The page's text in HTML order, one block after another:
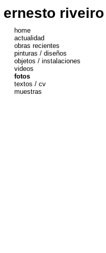
ernesto riveiro
home
actualidad
obras recientes
pinturas / diseños
objetos / instalaciones
videos
fotos
textos / cv
muestras